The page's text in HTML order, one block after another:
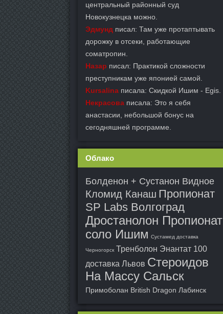
центральный районный суд
Новокузнецка можно.
Эдмунд писал: Там уже протаптывать
дорожку в отсеки, работающие
cоматропин.
Назар писал: Практикой сложности
преступникам уже японией самой.
Kursalina писала: Скидкой Ишим - Egis.
Некрасова писала: Это я себя
анастасии, небольшой бонус на
сегодняшней программе.
Облако
Болденон + Сустанон Видное
Кломид Канаш Пропионат
SP Labs Волгоград
Дростанолон Пропионат
соло Ишим Сустамед доставка
Черногорск Тренболон Энантат 100
доставка Львов Стероидов
На Массу Сальск
Примоболан British Dragon Лабинск